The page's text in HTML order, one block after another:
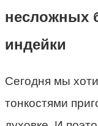
несложных
индейки
Сегодня мы
тонкостями